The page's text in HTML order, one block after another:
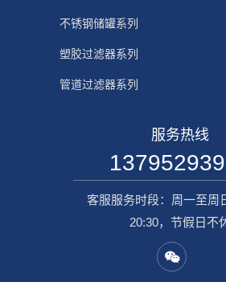
不锈钢储罐系列
塑胶过滤器系列
管道过滤器系列
服务热线
客服服务时段：周一至周
20:30，节假日不